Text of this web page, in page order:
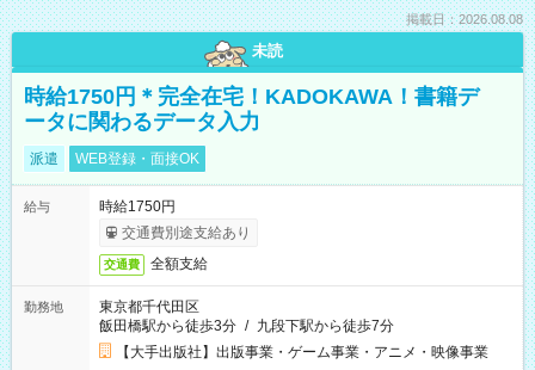
掲載日：2026.08.08
未読
時給1750円＊完全在宅！KADOKAWA！書籍デ
ータに関わるデータ入力
派遣 WEB登録・面接OK
給与
時給1750円
交通費別途支給あり
交通費 全額支給
勤務地
東京都千代田区
飯田橋駅から徒歩3分 / 九段下駅から徒歩7分
【大手出版社】出版事業・ゲーム事業・アニメ・映像事業